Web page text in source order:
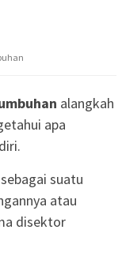
alangkah
apa
suatu
atau
disektor